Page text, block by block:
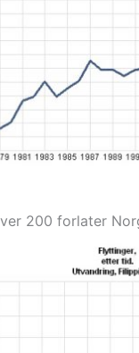
200 forlater